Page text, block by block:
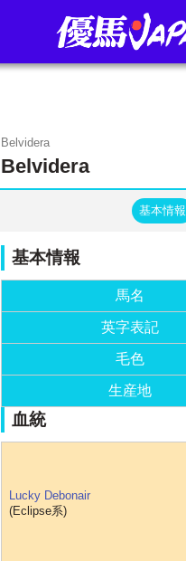
Belvidera
Belvidera
基本情報
基本情報
馬名
英字表記
毛色
生産地
血統
Lucky Debonair
(Eclipse系)